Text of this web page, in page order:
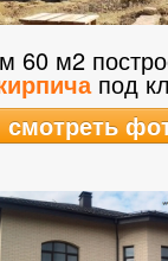
60 м2
под
смотреть